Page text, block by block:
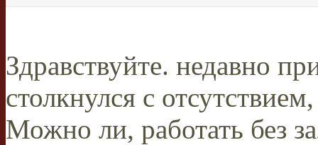
Здравствуйте. недавно
столкнулся с
Можно ли, работать без